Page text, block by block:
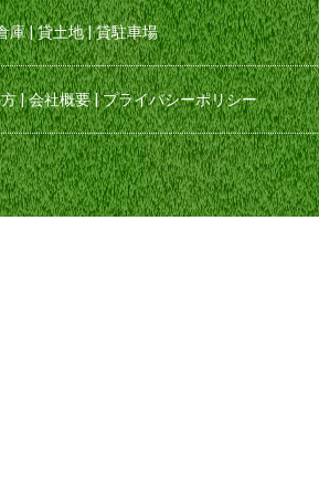
庫|貸土地|貸駐車場
|会社概要|プライバシーポリシー